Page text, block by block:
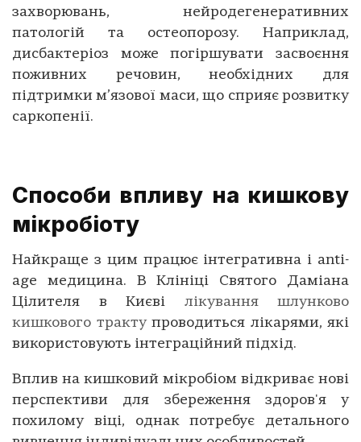
захворювань, нейродегенеративних
патологій та остеопорозу. Наприклад,
дисбактеріоз може погіршувати засвоєння
поживних речовин, необхідних для
підтримки м’язової маси, що сприяє розвитку
саркопенії.
Способи впливу на кишкову
мікробіоту
Найкраще з цим працює інтегративна і anti-
age медицина. В Клініці Святого Даміана
Цілителя в Києві лікування шлунково
кишкового трактупроводиться лікарями, які
використовують інтеграційний підхід.
Вплив на кишковий мікробіом відкриває нові
перспективи для збереження здоров'я у
похилому віці, однак потребує детального